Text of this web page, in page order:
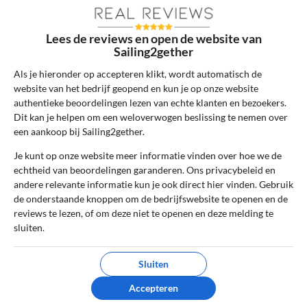
Sterrenbeoordeling *
De review *
Ik ga akkoord met de gebruikersvoorwaarden en het
privacybeleid door deze review te plaatsen. Ik verklaar ook dat
ik een daadwerkelijke ervaring heb met dit bedrijf.
controlebeleiden hoe wij zorgen dat reviews
Lees de reviews en open de website van
Sailing2gether
Als je hieronder op accepteren klikt, wordt automatisch de
website van het bedrijf geopend en kun je op onze website
authentieke beoordelingen lezen van echte klanten en bezoekers.
Dit kan je helpen om een weloverwogen beslissing te nemen over
een aankoop bij Sailing2gether.
Je kunt op onze website meer informatie vinden over hoe we de
echtheid van beoordelingen garanderen. Ons privacybeleid en
andere relevante informatie kun je ook direct hier vinden. Gebruik
de onderstaande knoppen om de bedrijfswebsite te openen en de
reviews te lezen, of om deze niet te openen en deze melding te
sluiten.
Sluiten
Accepteren